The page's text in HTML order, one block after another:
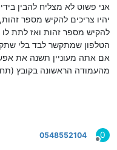
אני פשוט לא מצליח להבין
יהיו צריכים להקיש מספר
להקיש מספר זהות ואז לתת
הטלפון שמתקשר לבד בלי
אם אתה מעוניין תשנה את
מהעמודה הראשונה בקובץ
0
מנותק
0548552104